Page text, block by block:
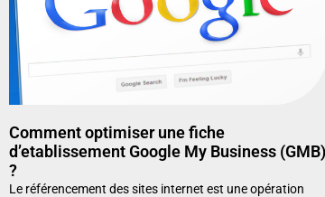
Comment optimiser une fiche
d’etablissement Google My Business (GMB)
?
Le référencement des sites internet est une opération